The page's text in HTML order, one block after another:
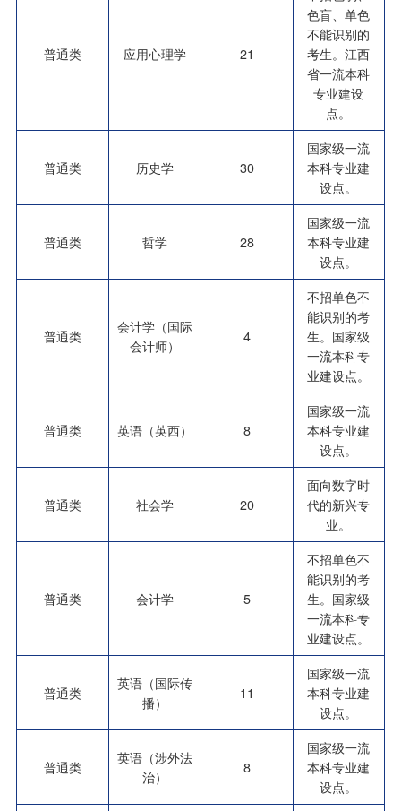
普通类 应用心理学 21
色盲、单色
不能识别的
考生。江西
省一流本科
专业建设
点。
普通类 历史学 30
国家级一流
本科专业建
设点。
普通类 哲学 28
国家级一流
本科专业建
设点。
普通类
会计学（国际
会计师）
4
不招单色不
能识别的考
生。国家级
一流本科专
业建设点。
普通类 英语（英西） 8
国家级一流
本科专业建
设点。
普通类 社会学 20
面向数字时
代的新兴专
业。
普通类 会计学 5
不招单色不
能识别的考
生。国家级
一流本科专
业建设点。
普通类
英语（国际传
播）
11
国家级一流
本科专业建
设点。
普通类
英语（涉外法
治）
8
国家级一流
本科专业建
设点。